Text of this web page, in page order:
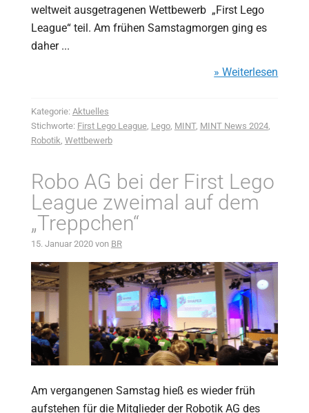
weltweit ausgetragenen Wettbewerb „First Lego
League“ teil. Am frühen Samstagmorgen ging es
daher ...
» Weiterlesen
Kategorie: Aktuelles
Stichworte: First Lego League, Lego, MINT, MINT News 2024,
Robotik, Wettbewerb
Robo AG bei der First Lego
League zweimal auf dem
„Treppchen“
15. Januar 2020von BR
Am vergangenen Samstag hieß es wieder früh
aufstehen für die Mitglieder der Robotik AG des